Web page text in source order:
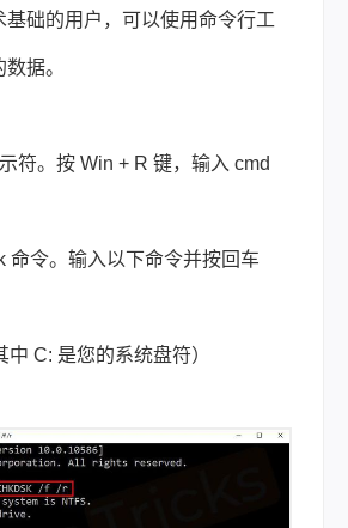
基础的用户，可以使用命令行工
据。
符。按 Win + R 键，输入 cmd
命令。输入以下命令并按回车
C: 是您的系统盘符）